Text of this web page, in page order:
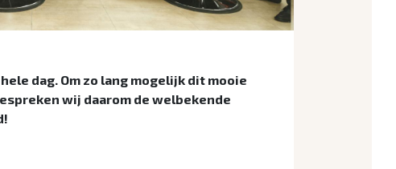
dag. Om zo lang mogelijk dit mooie
wij daarom de welbekende